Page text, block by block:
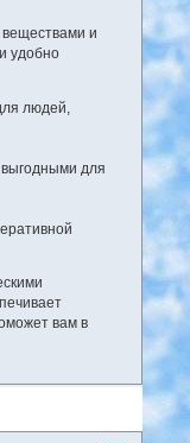
веществами и
удобно
людей,
для
вам в